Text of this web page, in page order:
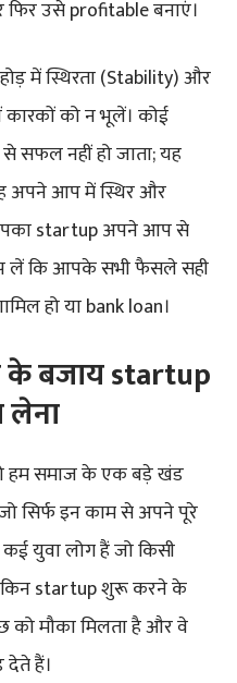
उसे profitable बनाएं।
में स्थिरता (Stability) और
कारकों को न भूलें। कोई
सफल नहीं हो जाता; यह
अपने आप में स्थिर और
startup अपने आप से
लें कि आपके सभी फैसले सही
हो या bank loan।
के बजाय startup
हम समाज के एक बड़े खंड
सिर्फ इन काम से अपने पूरे
युवा लोग हैं जो किसी
startup शुरू करने के
को मौका मिलता है और वे
हैं।